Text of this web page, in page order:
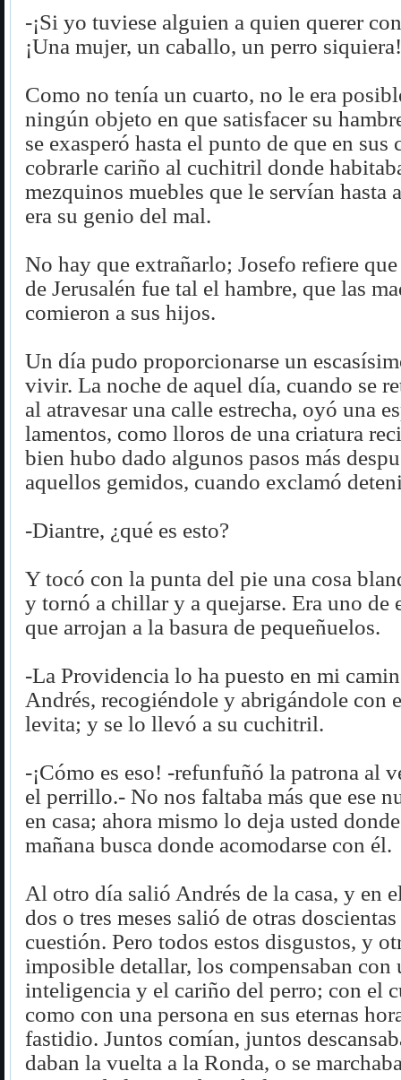
-¡Si yo tuviese alguien a quien querer
¡Una mujer, un caballo, un perro siquiera!
Como no tenía un cuarto, no le era
ningún objeto en que satisfacer su
se exasperó hasta el punto de que en sus
cobrarle cariño al cuchitril donde
mezquinos muebles que le servían hasta
era su genio del mal.
No hay que extrañarlo; Josefo refiere
de Jerusalén fue tal el hambre, que las
comieron a sus hijos.
Un día pudo proporcionarse un
vivir. La noche de aquel día, cuando se
al atravesar una calle estrecha, oyó una
lamentos, como lloros de una criatura
bien hubo dado algunos pasos más
aquellos gemidos, cuando exclamó
-Diantre, ¿qué es esto?
Y tocó con la punta del pie una cosa
y tornó a chillar y a quejarse. Era uno de
que arrojan a la basura de pequeñuelos.
-La Providencia lo ha puesto en mi
Andrés, recogiéndole y abrigándole con
levita; y se lo llevó a su cuchitril.
-¡Cómo es eso! -refunfuñó la patrona al
el perrillo.- No nos faltaba más que ese
en casa; ahora mismo lo deja usted
mañana busca donde acomodarse con él.
Al otro día salió Andrés de la casa, y en
dos o tres meses salió de otras
cuestión. Pero todos estos disgustos, y
imposible detallar, los compensaban con
inteligencia y el cariño del perro; con el
como con una persona en sus eternas
fastidio. Juntos comían, juntos
daban la vuelta a la Ronda, o se